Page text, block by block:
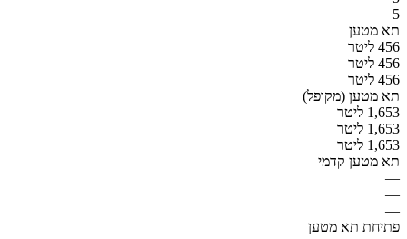
5
תא מטען
456 ליטר
456 ליטר
456 ליטר
תא מטען (מקופל)
1,653 ליטר
1,653 ליטר
1,653 ליטר
תא מטען קדמי
—
—
—
פתיחת תא מטען